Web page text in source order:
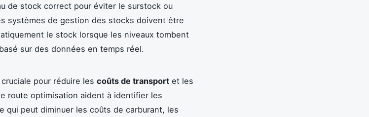
de stock correct pour éviter le surstock ou
systèmes de gestion des stocks doivent être
le stock lorsque les niveaux tombent
sur des données en temps réel.
pour réduire les coûts de transport et les
route optimisation aident à identifier les
qui peut diminuer les coûts de carburant, les